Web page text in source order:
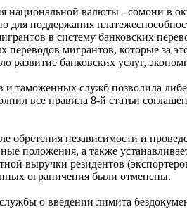
национальной валюты - сомони в
поддержания
в систему банковских
переводов мигрантов, которые
развитие банковских услуг,
таможенных служб позволила
все правила 8-й статьи
обретения независимости и
положения, а также
выручки резидентов
ограничения были отменены.
о введении лимита